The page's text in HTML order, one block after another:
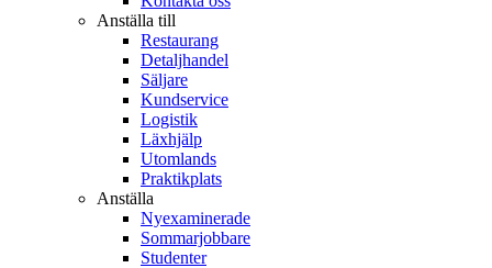
Anställa till
Restaurang
Detaljhandel
Säljare
Kundservice
Logistik
Läxhjälp
Utomlands
Praktikplats
Anställa
Nyexaminerade
Sommarjobbare
Studenter